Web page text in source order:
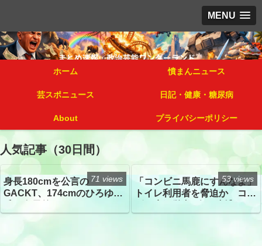
MENU
ホーム 憤まんニュース
芸スポニュース 日記・健康・糖尿病
About プライバシーポリシー
人気記事（30日間）
身長180cmを公言の
GACKT、174cmのひろゆき
トざわつき イベントでの写
71 views
「コンビニ馬鹿にすんなよ」
トイレ利用者を脅迫か コン
53 views